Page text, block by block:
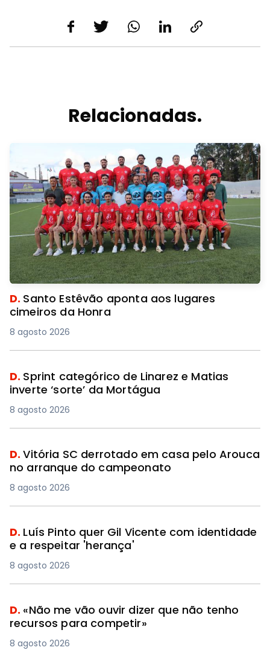
Relacionadas.
D. Santo Estêvão aponta aos lugares
cimeiros da Honra
8 agosto 2026
D. Sprint categórico de Linarez e Matias
inverte ‘sorte’ da Mortágua
8 agosto 2026
D.Vitória SC derrotado em casa pelo Arouca
no arranque do campeonato
8 agosto 2026
D. Luís Pinto quer Gil Vicente com identidade
e a respeitar 'herança'
8 agosto 2026
D. «Não me vão ouvir dizer que não tenho
recursos para competir»
8 agosto 2026